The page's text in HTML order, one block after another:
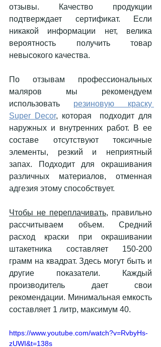
отзывы. Качество продукции
подтверждает сертификат. Если
никакой информации нет, велика
вероятность получить товар
невысокого качества.
По отзывам профессиональных
маляров мы рекомендуем
использовать резиновую краску
Super Decor, которая  подходит для
наружных и внутренних работ. В ее
составе отсутствуют токсичные
элементы, резкий и неприятный
запах. Подходит для окрашивания
различных материалов, отменная
адгезия этому способствует.
Чтобы не переплачивать, правильно
рассчитываем объем. Средний
расход краски при окрашивании
штакетника составляет 150-200
грамм на квадрат. Здесь могут быть и
другие показатели. Каждый
производитель дает свои
рекомендации. Минимальная емкость
составляет 1 литр, максимум 40.
https://www.youtube.com/watch?v=RvbyHs-
zUWI&t=138s